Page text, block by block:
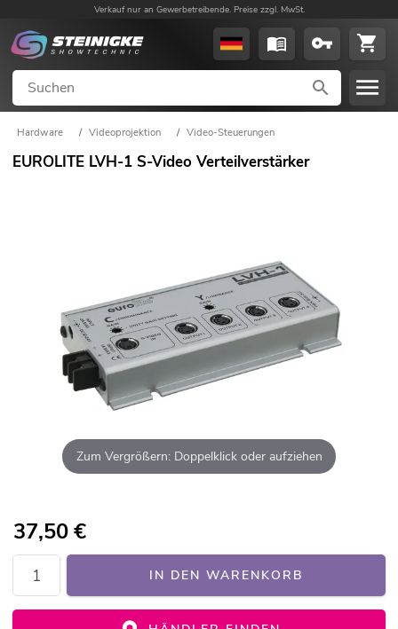
Verkauf nur an Gewerbetreibende. Preise zzgl. MwSt.
Hardware / Videoprojektion / Video-Steuerungen
EUROLITE LVH-1 S-Video Verteilverstärker
Zum Vergrößern: Doppelklick oder aufziehen
37,50€
IN DEN WARENKORB